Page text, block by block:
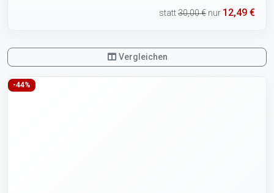
statt30,00 € nur 12,49 €
Vergleichen
-44%